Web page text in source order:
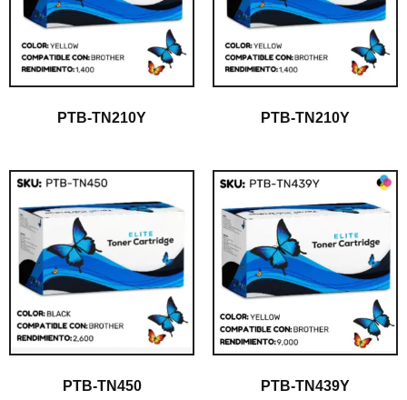
PTB-TN210Y PTB-TN210Y
PTB-TN450
PTB-TN439Y